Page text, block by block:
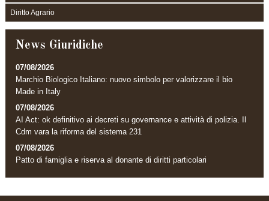
Diritto Agrario
News Giuridiche
07/08/2026
Marchio Biologico Italiano: nuovo simbolo per valorizzare il bio
Made in Italy
07/08/2026
AI Act: ok definitivo ai decreti su governance e attività di polizia. Il
Cdm vara la riforma del sistema 231
07/08/2026
Patto di famiglia e riserva al donante di diritti particolari